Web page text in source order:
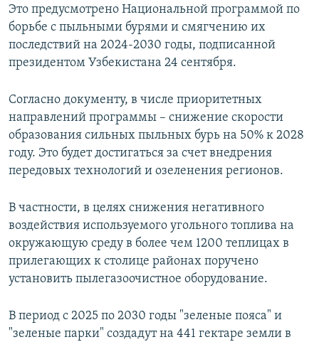
Это предусмотрено Национальной программой по
борьбе с пыльными бурями и смягчению их
последствий на 2024-2030 годы, подписанной
президентом Узбекистана 24 сентября.
Согласно документу, в числе приоритетных
направлений программы – снижение скорости
образования сильных пыльных бурь на 50% к 2028
году. Это будет достигаться за счет внедрения
передовых технологий и озеленения регионов.
В частности, в целях снижения негативного
воздействия используемого угольного топлива на
окружающую среду в более чем 1200 теплицах в
прилегающих к столице районах поручено
установить пылегазоочистное оборудование.
В период с 2025 по 2030 годы "зеленые пояса" и
"зеленые парки" создадут на 441 гектаре земли в